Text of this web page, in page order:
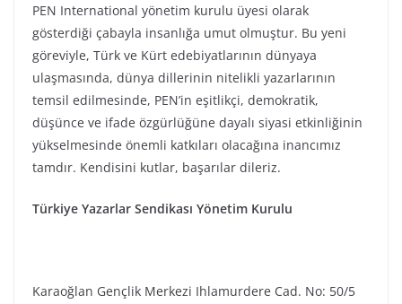
PEN International yönetim kurulu üyesi olarak
gösterdiği çabayla insanlığa umut olmuştur. Bu yeni
göreviyle, Türk ve Kürt edebiyatlarının dünyaya
ulaşmasında, dünya dillerinin nitelikli yazarlarının
temsil edilmesinde, PEN’in eşitlikçi, demokratik,
düşünce ve ifade özgürlüğüne dayalı siyasi etkinliğinin
yükselmesinde önemli katkıları olacağına inancımız
tamdır. Kendisini kutlar, başarılar dileriz.
Türkiye Yazarlar Sendikası Yönetim Kurulu
Karaoğlan Gençlik Merkezi Ihlamurdere Cad. No: 50/5